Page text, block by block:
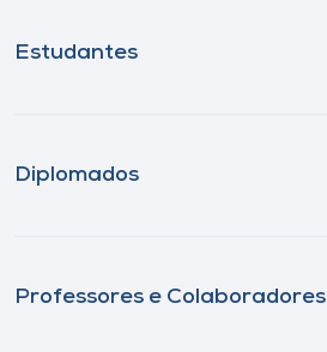
Estudantes
Diplomados
Professores e Colaboradores